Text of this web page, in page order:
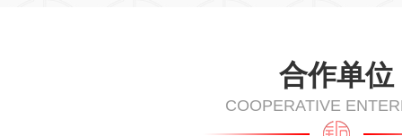
合作单位
COOPERATIVE